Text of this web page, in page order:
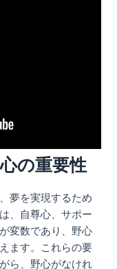
の重要性
夢を実現するため
、自尊心、サポー
変数であり、野心
ます。これらの要
ら、野心がなけれ